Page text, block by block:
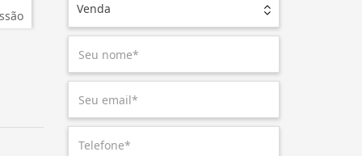
Venda